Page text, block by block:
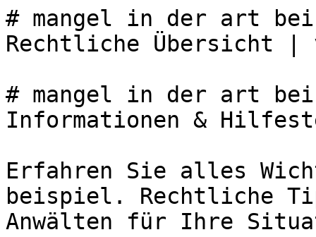
# mangel in der art
Rechtliche Übersicht |
# mangel in der art
Informationen &
Erfahren Sie alles
beispiel. Rechtliche
Anwälten für Ihre